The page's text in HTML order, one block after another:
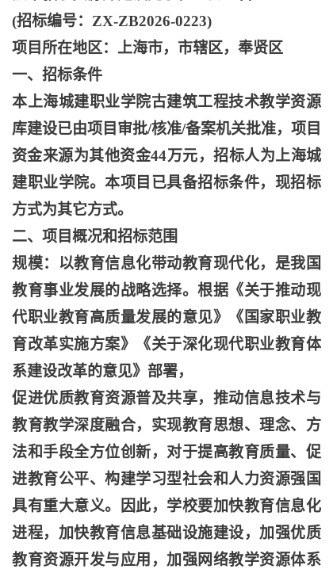
(招标编号：ZX-ZB2026-0223)
项目所在地区：上海市，市辖区，奉贤区
一、招标条件
本上海城建职业学院古建筑工程技术教学资源
库建设已由项目审批/核准/备案机关批准，项目
资金来源为其他资金44万元，招标人为上海城
建职业学院。本项目已具备招标条件，现招标
方式为其它方式。
二、项目概况和招标范围
规模：以教育信息化带动教育现代化，是我国
教育事业发展的战略选择。根据《关于推动现
代职业教育高质量发展的意见》《国家职业教
育改革实施方案》《关于深化现代职业教育体
系建设改革的意见》部署，
促进优质教育资源普及共享，推动信息技术与
教育教学深度融合，实现教育思想、理念、方
法和手段全方位创新，对于提高教育质量、促
进教育公平、构建学习型社会和人力资源强国
具有重大意义。因此，学校要加快教育信息化
进程，加快教育信息基础设施建设，加强优质
教育资源开发与应用，加强网络教学资源体系